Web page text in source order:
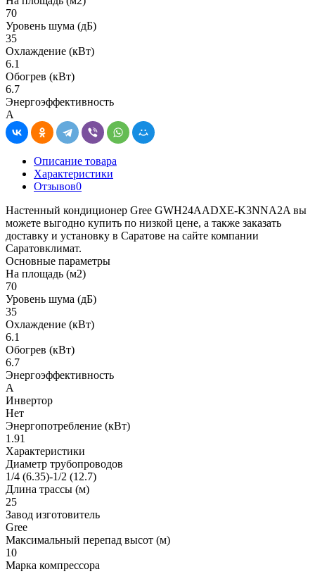
70
Уровень шума (дБ)
35
Охлаждение (кВт)
6.1
Обогрев (кВт)
6.7
Энергоэффективность
A
Описание товара
Характеристики
Отзывов0
Настенный кондиционер Gree GWH24AADXE-K3NNA2A вы
можете выгодно купить по низкой цене, а также заказать
доставку и установку в Саратове на сайте компании
Саратовклимат.
Основные параметры
На площадь (м2)
70
Уровень шума (дБ)
35
Охлаждение (кВт)
6.1
Обогрев (кВт)
6.7
Энергоэффективность
A
Инвертор
Нет
Энергопотребление (кВт)
1.91
Характеристики
Диаметр трубопроводов
1/4 (6.35)-1/2 (12.7)
Длина трассы (м)
25
Завод изготовитель
Gree
Максимальный перепад высот (м)
10
Марка компрессора